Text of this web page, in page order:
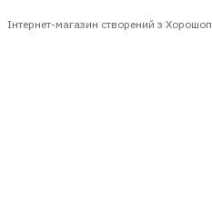
Інтернет-магазин створений з Хорошоп